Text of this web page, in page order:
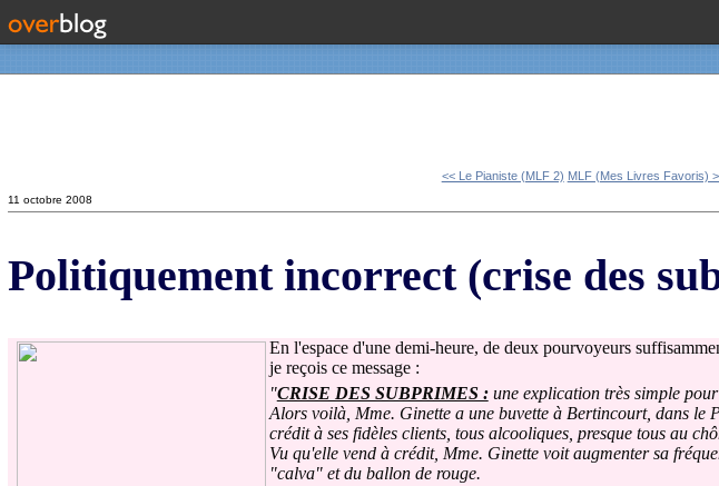
<< Le Pianiste (MLF 2) MLF (Mes Livres Favoris)
11 octobre 2008
Politiquement incorrect (crise des
En l'espace d'une demi-heure, de deux pourvoyeurs
je reçois ce message :
"CRISE DES SUBPRIMES :une explication très simple
Alors voilà, Mme. Ginette a une buvette à Bertincourt, dans le
crédit à ses fidèles clients, tous alcooliques, presque tous au
Vu qu'elle vend à crédit, Mme. Ginette voit augmenter sa
"calva" et du ballon de rouge.